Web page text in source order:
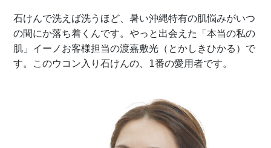
石けんで洗えば洗うほど、暑い沖縄特有の肌悩みがいつ
の間にか落ち着くんです。やっと出会えた「本当の私の
肌」イーノお客様担当の渡嘉敷光（とかしきひかる）で
す。このウコン入り石けんの、1番の愛用者です。